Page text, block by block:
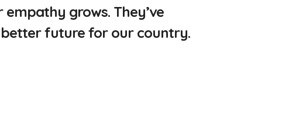
grows. They’ve
future for our country.